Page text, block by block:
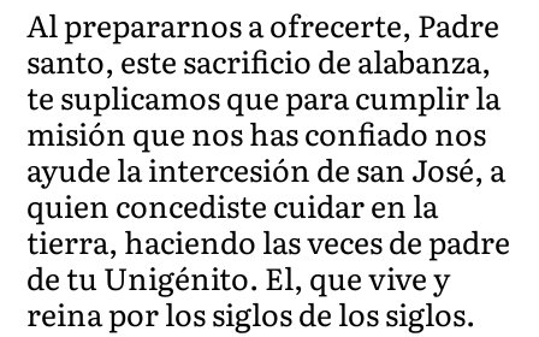
Al prepararnos a ofrecerte, Padre
santo, este sacrificio de alabanza,
te suplicamos que para cumplir la
misión que nos has confiado nos
ayude la intercesión de san José, a
quien concediste cuidar en la
tierra, haciendo las veces de padre
de tu Unigénito. El, que vive y
reina por los siglos de los siglos.